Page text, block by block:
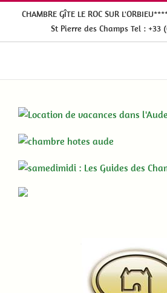
CHAMBRE GÎTE LE ROC SUR
St Pierre des Champs Tel : +33